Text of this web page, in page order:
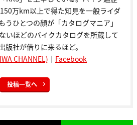
万km以上で得た知見を一般ライダ
うひとつの顔が「カタログマニア」
いほどのバイクカタログを所蔵して
版社が借りに来るほど。
CHANNEL) ｜ Facebook
投稿一覧へ